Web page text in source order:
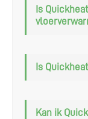
Is
Is
Kan ik